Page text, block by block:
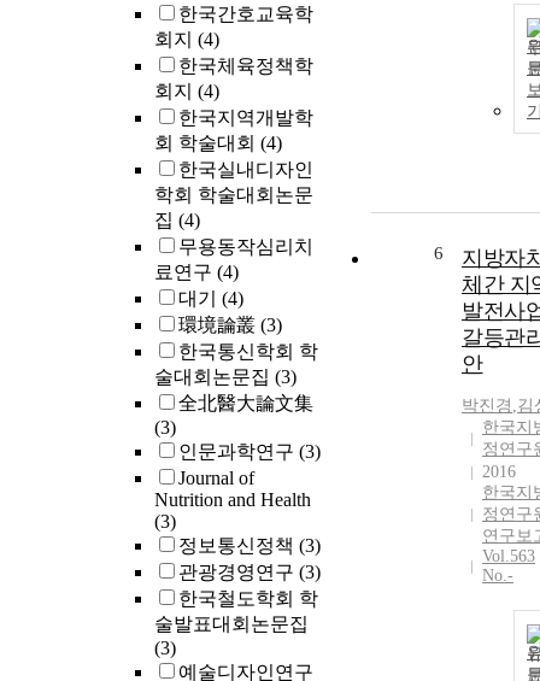
한국간호교육학
회지 (4)
한국체육정책학
회지 (4)
한국지역개발학
회 학술대회 (4)
한국실내디자인
학회 학술대회논문
집 (4)
무용동작심리치
료연구 (4)
대기 (4)
環境論叢 (3)
한국통신학회 학
술대회논문집 (3)
全北醫大論文集
(3)
인문과학연구 (3)
Journal of
Nutrition and Health
(3)
정보통신정책 (3)
관광경영연구 (3)
한국철도학회 학
술발표대회논문집
(3)
예술디자인연구
6
지방자
체간 지
발전사
갈등관
안
박진경 ,김
한국지
정연구
2016
한국지
정연구
연구보
Vol.563
No.-